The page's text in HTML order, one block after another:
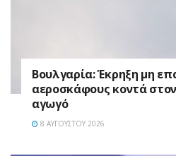
Βουλγαρία: Έκρηξη μη
αεροσκάφους κοντά
αγωγό
8 ΑΥΓΟΎΣΤΟΥ 2026